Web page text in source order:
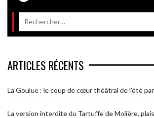
ARTICLES RÉCENTS
La Goulue : le coup de cœur théâtral de l’été
La version interdite du Tartuffe de Molière,